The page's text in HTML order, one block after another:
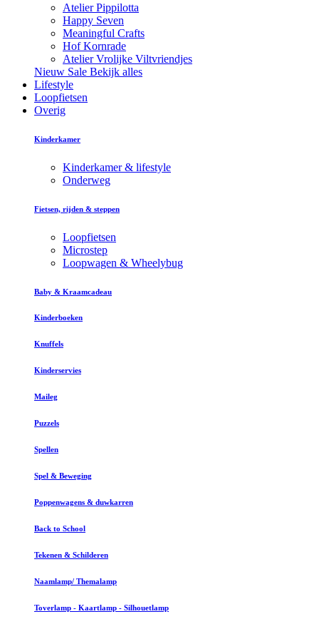
Atelier Pippilotta
Happy Seven
Meaningful Crafts
Hof Kornrade
Atelier Vrolijke Viltvriendjes
Nieuw Sale Bekijk alles
Lifestyle
Loopfietsen
Overig
Kinderkamer
Kinderkamer & lifestyle
Onderweg
Fietsen, rijden & steppen
Loopfietsen
Microstep
Loopwagen & Wheelybug
Baby & Kraamcadeau
Kinderboeken
Knuffels
Kinderservies
Maileg
Puzzels
Spellen
Spel & Beweging
Poppenwagens & duwkarren
Back to School
Tekenen & Schilderen
Naamlamp/ Themalamp
Toverlamp - Kaartlamp - Silhouetlamp